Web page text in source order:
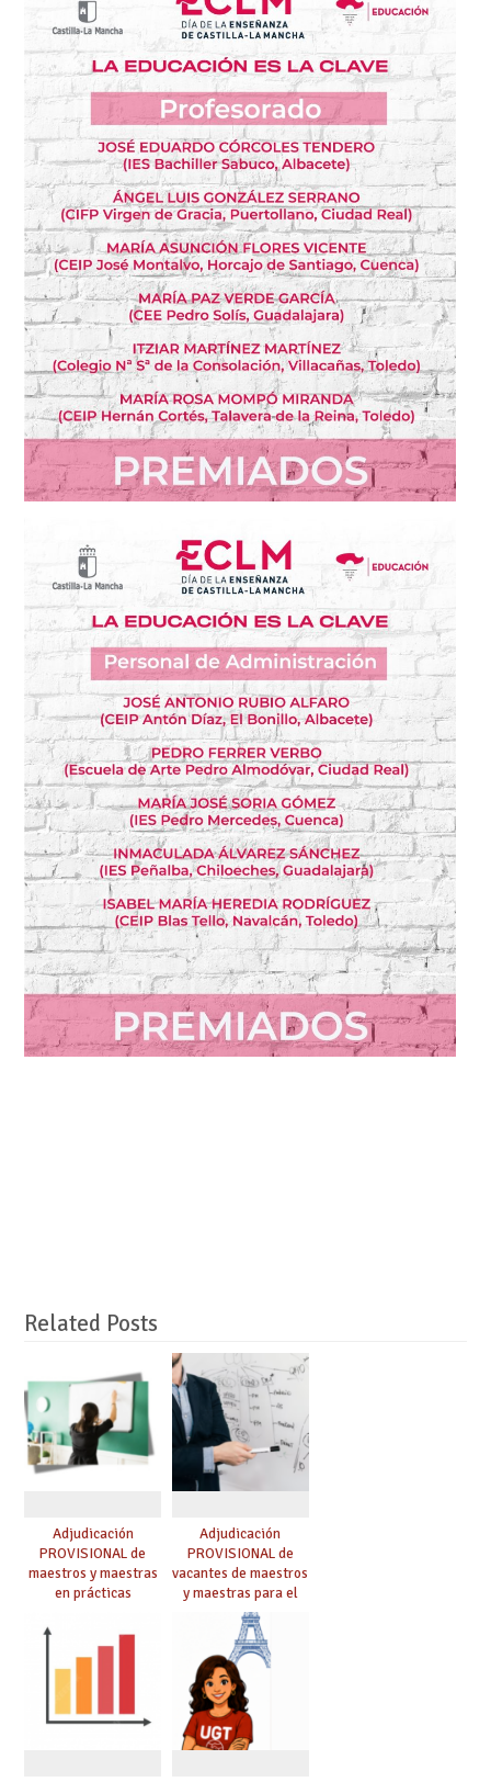
Related Posts
Adjudicación
PROVISIONAL de
maestros y maestras
en prácticas
Adjudicación
PROVISIONAL de
vacantes de maestros
y maestras para el
curso 26-27